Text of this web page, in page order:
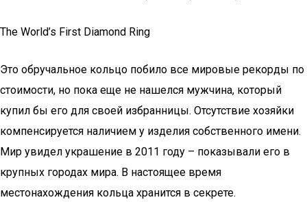
The World’s First Diamond Ring
Это обручальное кольцо побило все мировые рекорды по
стоимости, но пока еще не нашелся мужчина, который
купил бы его для своей избранницы. Отсутствие хозяйки
компенсируется наличием у изделия собственного имени.
Мир увидел украшение в 2011 году – показывали его в
крупных городах мира. В настоящее время
местонахождения кольца хранится в секрете.